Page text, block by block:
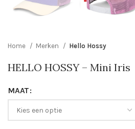
Home Merken Hello Hossy
HELLO HOSSY – Mini Iris
MAAT